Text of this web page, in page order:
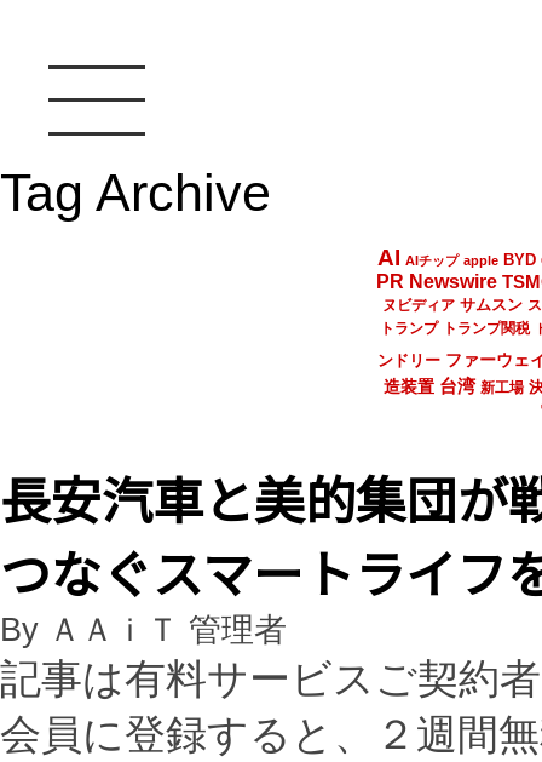
Tag Archive
AI AIチップ apple BYD
PR Newswire
ヌビディア サムスン
トランプ
トランプ関税
ンドリー ファーウェ
造装置 台湾 新工場
長安汽車と美的集団が
つなぐスマートライフ
By ＡＡｉＴ 管理者
記事は有料サービスご契約
会員に登録すると、２週間